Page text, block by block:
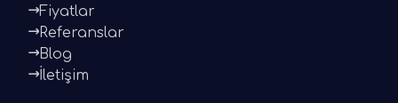
Fiyatlar
Referanslar
Blog
İletişim